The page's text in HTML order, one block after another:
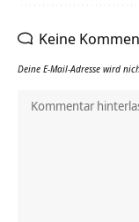
Keine
Deine E-Mail-Adresse wird